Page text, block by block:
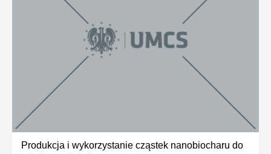
Produkcja i wykorzystanie cząstek nanobiocharu do